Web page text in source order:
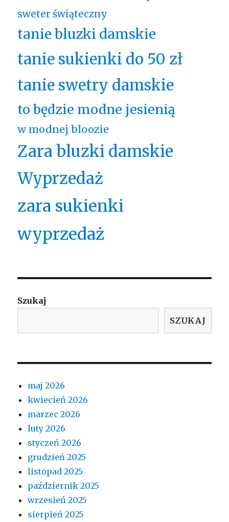
sweter świąteczny
tanie bluzki damskie
tanie sukienki do 50 zł
tanie swetry damskie
to będzie modne jesienią
w modnej bloozie
Zara bluzki damskie
Wyprzedaż
zara sukienki
wyprzedaż
Szukaj
SZUKAJ
maj 2026
kwiecień 2026
marzec 2026
luty 2026
styczeń 2026
grudzień 2025
listopad 2025
październik 2025
wrzesień 2025
sierpień 2025